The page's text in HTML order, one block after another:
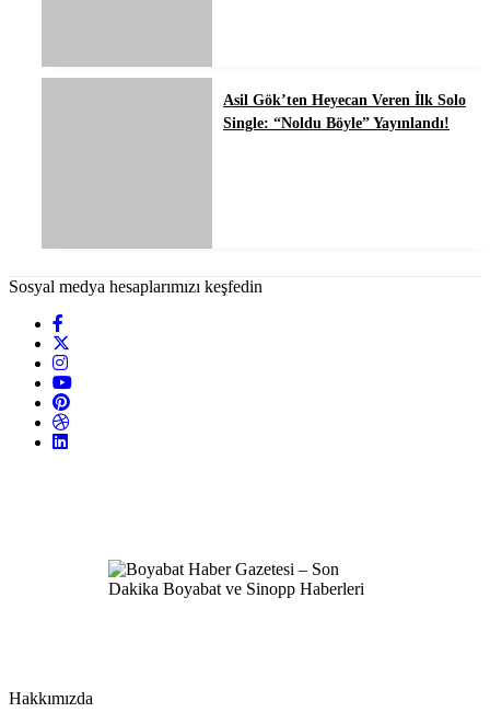
Asil Gök’ten Heyecan Veren İlk Solo
Single: “Noldu Böyle” Yayınlandı!
Sosyal medya hesaplarımızı keşfedin
Hakkımızda